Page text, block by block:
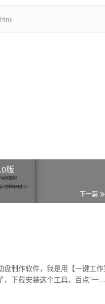
版
下一篇
制作软件，我是用【一键工作
下载安装这个工具，百点“一键